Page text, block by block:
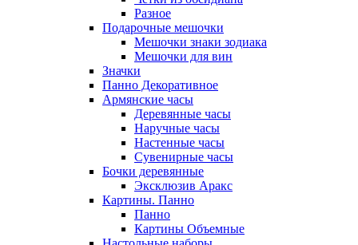
Разное
Подарочные мешочки
Мешочки знаки зодиака
Мешочки для вин
Значки
Панно Декоративное
Армянские часы
Деревянные часы
Наручные часы
Настенные часы
Сувенирные часы
Бочки деревянные
Эксклюзив Аракс
Картины. Панно
Панно
Картины Объемные